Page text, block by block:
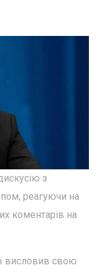
з
реагуючи на
коментарів на
висловив свою